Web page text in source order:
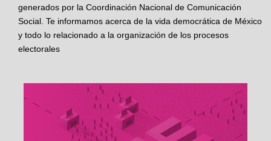
generados por la Coordinación Nacional de Comunicación
Social. Te informamos acerca de la vida democrática de México
y todo lo relacionado a la organización de los procesos
electorales